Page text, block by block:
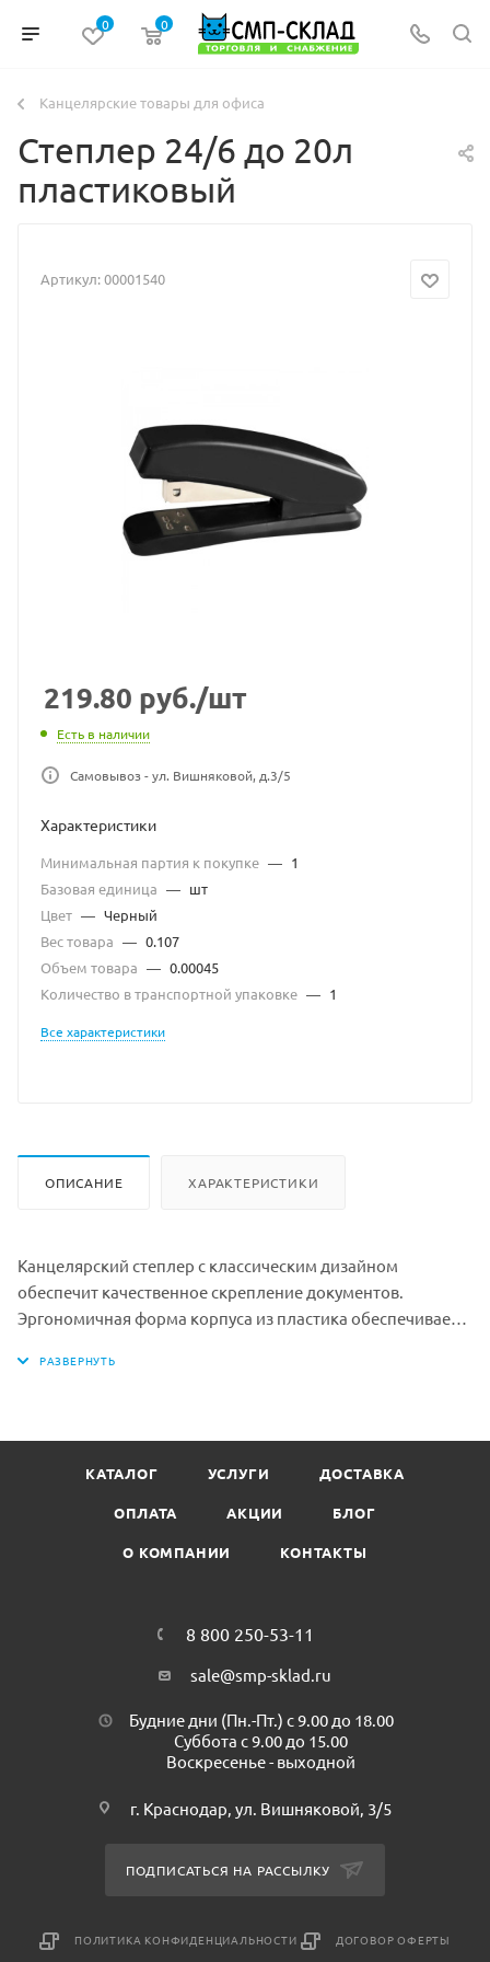
0 0
Канцелярские товары для офиса
Степлер 24/6 до 20л
пластиковый
Артикул:00001540
219.80 руб./шт
Есть в наличии
Самовывоз - ул. Вишняковой, д.3/5
Характеристики
Минимальная партия к покупке — 1
Базовая единица — шт
Цвет — Черный
Вес товара — 0.107
Объем товара — 0.00045
Количество в транспортной упаковке — 1
Все характеристики
ОПИСАНИЕ ХАРАКТЕРИСТИКИ
Канцелярский степлер с классическим дизайном
обеспечит качественное скрепление документов.
Эргономичная форма корпуса из пластика обеспечивает
Для скрепления до 20 листов
КАТАЛОГ УСЛУГИ ДОСТАВКА
ОПЛАТА АКЦИИ БЛОГ
О КОМПАНИИ КОНТАКТЫ
8 800 250-53-11
sale@smp-sklad.ru
Будние дни (Пн.-Пт.) с 9.00 до 18.00
Суббота с 9.00 до 15.00
Воскресенье - выходной
г. Краснодар, ул. Вишняковой, 3/5
ПОДПИСАТЬСЯ НА РАССЫЛКУ
ПОЛИТИКА КОНФИДЕНЦИАЛЬНОСТИ ДОГОВОР ОФЕРТЫ